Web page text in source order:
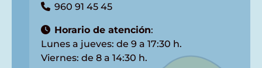
960 91 45 45
Horario de atención:
Lunes a jueves: de 9 a 17:30 h.
Viernes: de 8 a 14:30 h.